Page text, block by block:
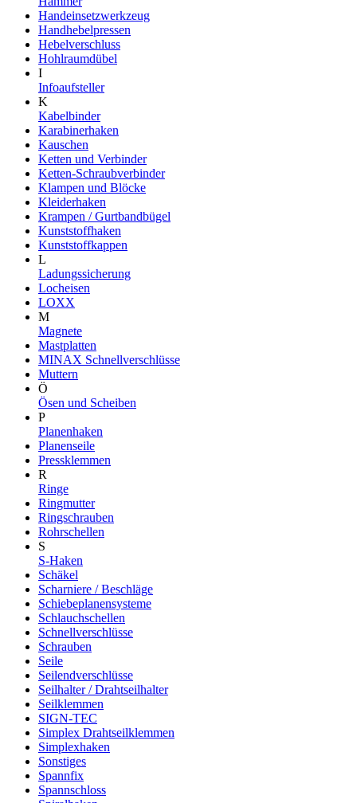
Handeinsetzwerkzeug
Handhebelpressen
Hebelverschluss
Hohlraumdübel
I
Infoaufsteller
K
Kabelbinder
Karabinerhaken
Kauschen
Ketten und Verbinder
Ketten-Schraubverbinder
Klampen und Blöcke
Kleiderhaken
Krampen / Gurtbandbügel
Kunststoffhaken
Kunststoffkappen
L
Ladungssicherung
Locheisen
LOXX
M
Magnete
Mastplatten
MINAX Schnellverschlüsse
Muttern
Ö
Ösen und Scheiben
P
Planenhaken
Planenseile
Pressklemmen
R
Ringe
Ringmutter
Ringschrauben
Rohrschellen
S
S-Haken
Schäkel
Scharniere / Beschläge
Schiebeplanensysteme
Schlauchschellen
Schnellverschlüsse
Schrauben
Seile
Seilendverschlüsse
Seilhalter / Drahtseilhalter
Seilklemmen
SIGN-TEC
Simplex Drahtseilklemmen
Simplexhaken
Sonstiges
Spannfix
Spannschloss